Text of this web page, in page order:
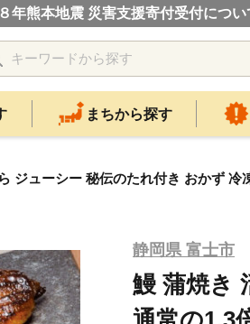
年熊本地震 災害支援寄付受付につい
まちから探す
ジューシー 秘伝のたれ付き おかず 冷
静岡県 富士市
鰻 蒲焼き